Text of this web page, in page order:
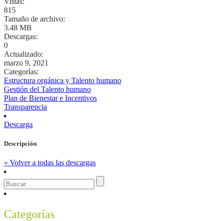
815
Tamaño de archivo:
3.48 MB
Descargas:
0
Actualizado:
marzo 9, 2021
Categorías:
Estructura orgánica y Talento humano
Gestión del Talento humano
Plan de Bienestar e Incentivos
Transparencia
Descarga
Descripción
« Volver a todas las descargas
Categorías